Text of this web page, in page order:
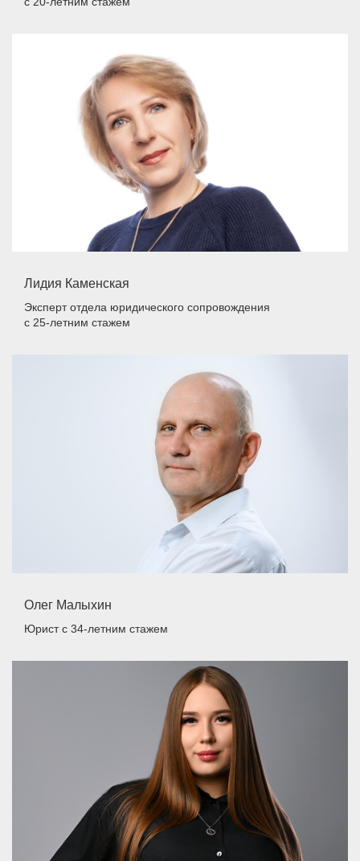
Лидия Каменская
Эксперт отдела юридического сопровождения
с 25-летним стажем
Олег Малыхин
Юристс 34-летним стажем